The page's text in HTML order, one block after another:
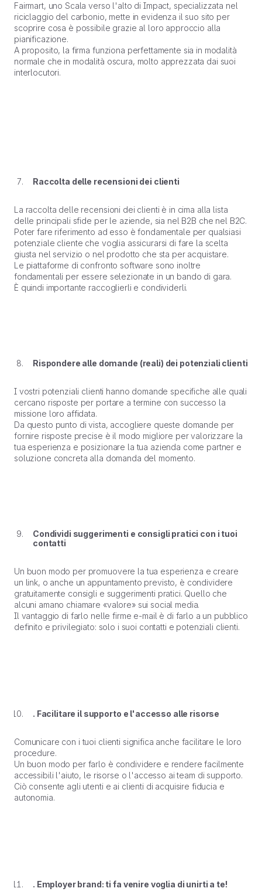
Fairmart, uno Scala verso l'alto di Impact, specializzata nel
riciclaggio del carbonio, mette in evidenza il suo sito per
scoprire cosa è possibile grazie al loro approccio alla
pianificazione.
A proposito, la firma funziona perfettamente sia in modalità
normale che in modalità oscura, molto apprezzata dai suoi
interlocutori.
Raccolta delle recensioni dei clienti
La raccolta delle recensioni dei clienti è in cima alla lista
delle principali sfide per le aziende, sia nel B2B che nel B2C.
Poter fare riferimento ad esso è fondamentale per qualsiasi
potenziale cliente che voglia assicurarsi di fare la scelta
giusta nel servizio o nel prodotto che sta per acquistare.
Le piattaforme di confronto software sono inoltre
fondamentali per essere selezionate in un bando di gara.
È quindi importante raccoglierli e condividerli.
Rispondere alle domande (reali) dei potenziali clienti
I vostri potenziali clienti hanno domande specifiche alle quali
cercano risposte per portare a termine con successo la
missione loro affidata.
Da questo punto di vista, accogliere queste domande per
fornire risposte precise è il modo migliore per valorizzare la
tua esperienza e posizionare la tua azienda come partner e
soluzione concreta alla domanda del momento.
Condividi suggerimenti e consigli pratici con i tuoi
contatti
Un buon modo per promuovere la tua esperienza e creare
un link, o anche un appuntamento previsto, è condividere
gratuitamente consigli e suggerimenti pratici. Quello che
alcuni amano chiamare «valore» sui social media.
Il vantaggio di farlo nelle firme e-mail è di farlo a un pubblico
definito e privilegiato: solo i suoi contatti e potenziali clienti.
. Facilitare il supporto e l'accesso alle risorse
Comunicare con i tuoi clienti significa anche facilitare le loro
procedure.
Un buon modo per farlo è condividere e rendere facilmente
accessibili l'aiuto, le risorse o l'accesso ai team di supporto.
Ciò consente agli utenti e ai clienti di acquisire fiducia e
autonomia.
. Employer brand: ti fa venire voglia di unirti a te!